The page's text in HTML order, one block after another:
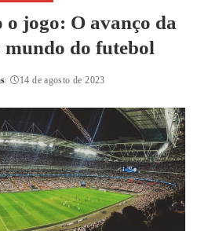
jogo: O avanço da
mundo do futebol
14 de agosto de 2023